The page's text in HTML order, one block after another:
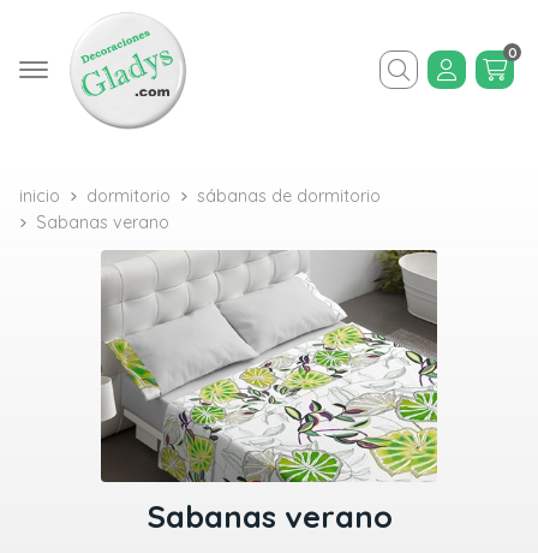
Buscar
0
inicio dormitorio
sábanas de dormitorio
Sabanas verano
Sabanas verano